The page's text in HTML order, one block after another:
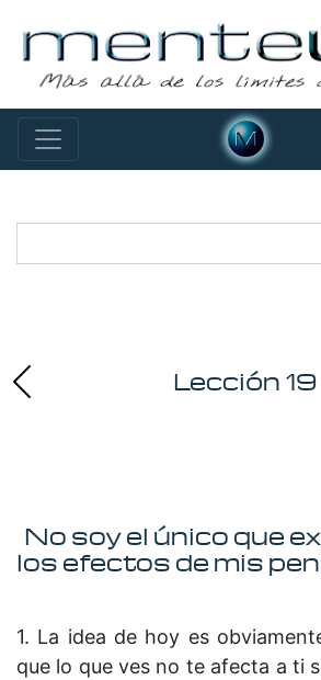
Lección 19
No soy el único que
los efectos de mis
1. La idea de hoy es
que lo que ves no te afecta a ti